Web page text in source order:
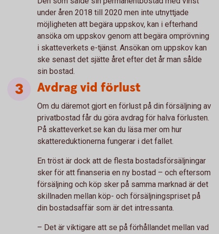
under åren 2018 till 2020 men inte utnyttjade
möjligheten att begära uppskov, kan i efterhand
ansöka om uppskov genom att begära omprövning
i skatteverkets e-tjänst. Ansökan om uppskov kan
ske senast det sjätte året efter det år man sålde
sin bostad.
Avdrag vid förlust
Om du däremot gjort en förlust på din försäljning av
privatbostad får du göra avdrag för halva förlusten.
På skatteverket.se kan du läsa mer om hur
skattereduktionerna fungerar i det fallet.
En tröst är dock att de flesta bostadsförsäljningar
sker för att finanseria en ny bostad – och eftersom
försäljning och köp sker på samma marknad är det
skillnaden mellan köp- och försäljningspriset på
din bostadsaffär som är det intressanta.
– Det är viktigare att se på förhållandet mellan vad